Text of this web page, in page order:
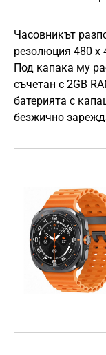
Часовникът
резолюция 480 x
Под капака му
съчетан с 2GB
батерията с
безжично